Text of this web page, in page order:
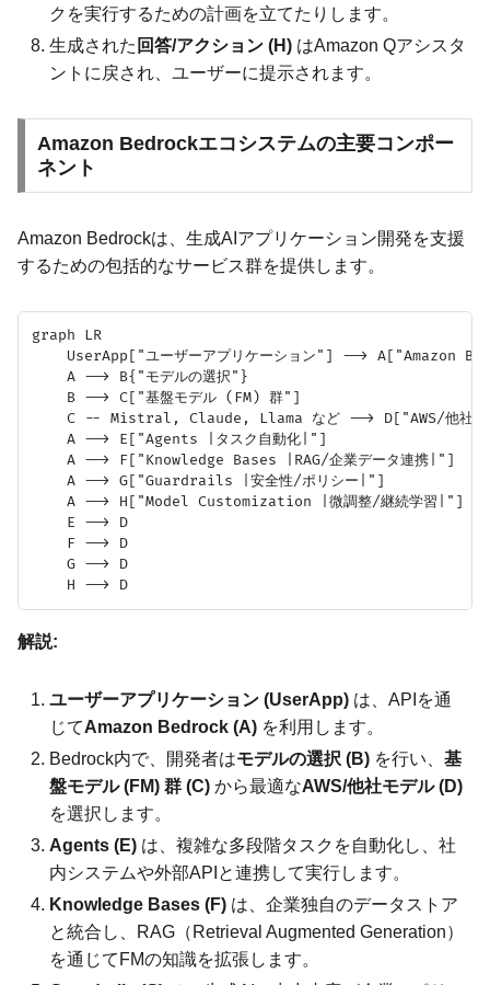
クを実行するための計画を立てたりします。
生成された 回答/アクション (H) はAmazon Qアシスタ
ントに戻され、ユーザーに提示されます。
Amazon Bedrockエコシステムの主要コンポー
ネント
Amazon Bedrockは、生成AIアプリケーション開発を支援
するための包括的なサービス群を提供します。
graph LR
UserApp["ユーザーアプリケーション"] --> A["Amazon
    A --> B{"モデルの選択"}
    B --> C["基盤モデル (FM) 群"]
C -- Mistral, Claude, Llama など --> D["AWS/他社モ
    A --> E["Agents |タスク自動化|"]
    A --> F["Knowledge Bases |RAG/企業データ連携|"]
    A --> G["Guardrails |安全性/ポリシー|"]
    A --> H["Model Customization |微調整/継続学習|"]
    E --> D
    F --> D
    G --> D
解説:
ユーザーアプリケーション (UserApp) は、APIを通
じてAmazon Bedrock (A) を利用します。
Bedrock内で、開発者はモデルの選択 (B) を行い、基
盤モデル (FM) 群 (C) から最適なAWS/他社モデル (D)
を選択します。
Agents (E) は、複雑な多段階タスクを自動化し、社
内システムや外部APIと連携して実行します。
Knowledge Bases (F) は、企業独自のデータストア
と統合し、RAG（Retrieval Augmented Generation）
を通じてFMの知識を拡張します。